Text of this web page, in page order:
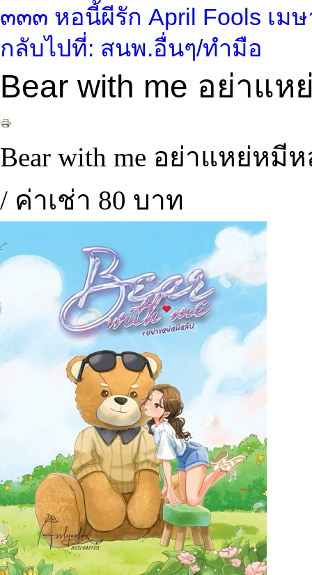
๓๓๓ หอนี้ผีรัก April Fools เม
กลับไปที่: สนพ.อื่นๆ/ทำมือ
Bear with me อย่าแ
Bear with me อย่าแหย่หมี
/ ค่าเช่า 80 บาท